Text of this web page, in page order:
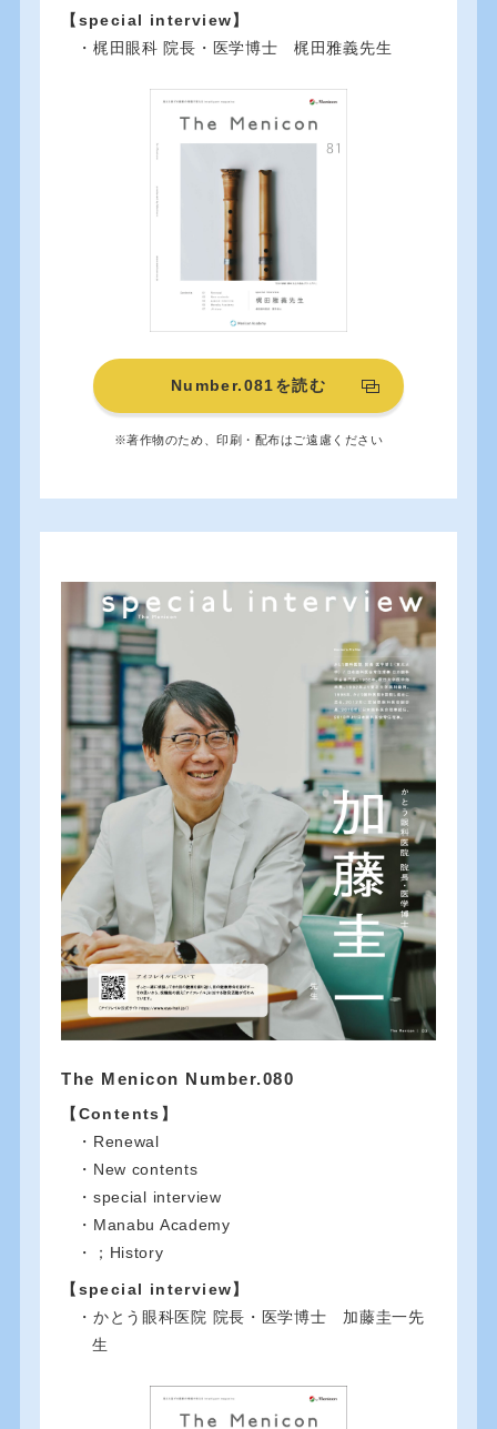
【special interview】
・梶田眼科 院長・医学博士 梶田雅義先生
Number.081を読む
※著作物のため、印刷・配布はご遠慮ください
The Menicon Number.080
【Contents】
・Renewal
・New contents
・special interview
・Manabu Academy
・；History
【special interview】
・かとう眼科医院 院長・医学博士 加藤圭一先
生